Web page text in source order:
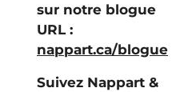
sur notre blogue
URL :
nappart.ca/blogue
Suivez Nappart &